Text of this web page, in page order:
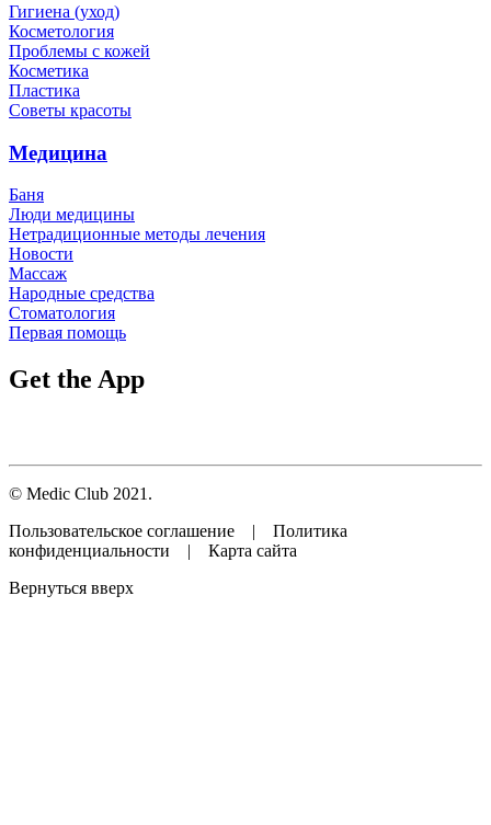
Гигиена (уход)
Косметология
Проблемы с кожей
Косметика
Пластика
Советы красоты
Медицина
Баня
Люди медицины
Нетрадиционные методы лечения
Новости
Массаж
Народные средства
Стоматология
Первая помощь
Get the App
© Medic Club 2021.
Пользовательское соглашение | Политика
конфиденциальности | Карта сайта
Вернуться вверх